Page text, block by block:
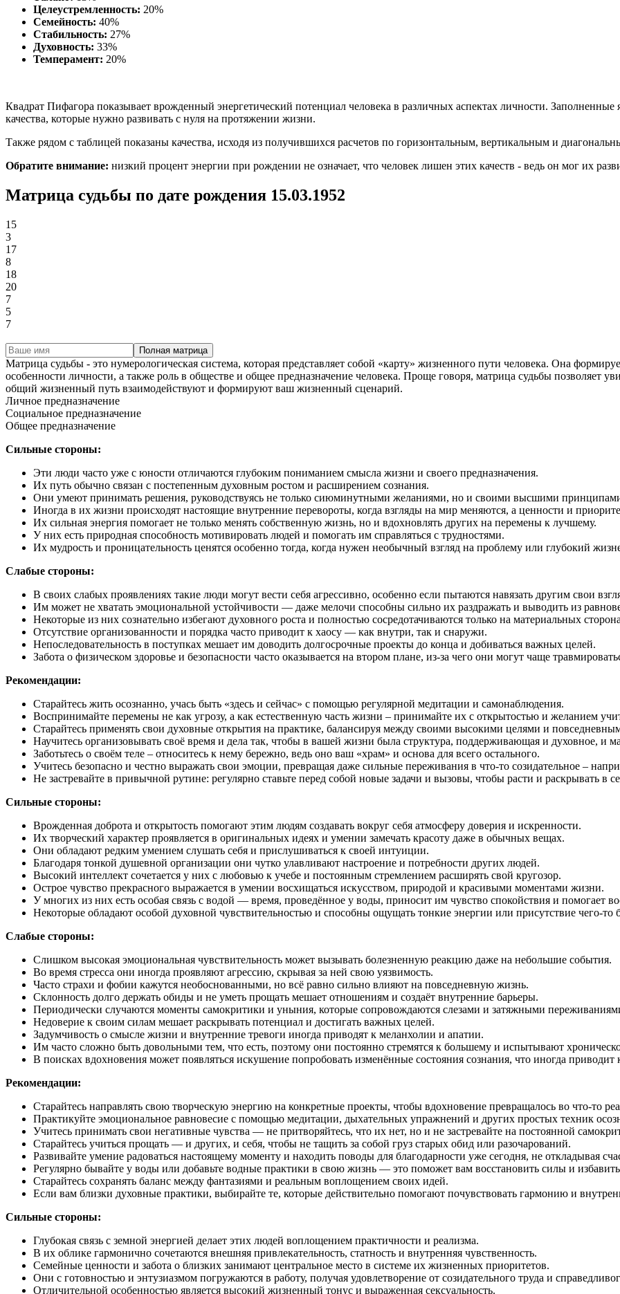
Целеустремленность: 20%
Семейность: 40%
Стабильность: 27%
Духовность: 33%
Темперамент: 20%
Квадрат Пифагора показывает врожденный энергетический потенциал человека в различных аспектах личности.
качества, которые нужно развивать с нуля на протяжении жизни.
Также рядом с таблицей показаны качества, исходя из получившихся расчетов по горизонтальным, вертикальным и
Обратите внимание: низкий процент энергии при рождении не означает, что человек лишен этих качеств - ведь он мог их
Матрица судьбы по дате рождения 15.03.1952
15
3
17
8
18
20
7
5
7
Полная матрица
Матрица судьбы - это нумерологическая система, которая представляет собой «карту» жизненного пути человека. Она
особенности личности, а также роль в обществе и общее предназначение человека. Проще говоря, матрица судьбы позволяет
общий жизненный путь взаимодействуют и формируют ваш жизненный сценарий.
Личное предназначение
Социальное предназначение
Общее предназначение
Сильные стороны:
Эти люди часто уже с юности отличаются глубоким пониманием смысла жизни и своего предназначения.
Их путь обычно связан с постепенным духовным ростом и расширением сознания.
Они умеют принимать решения, руководствуясь не только сиюминутными желаниями, но и своими высшими
Иногда в их жизни происходят настоящие внутренние перевороты, когда взгляды на мир меняются, а ценности и
Их сильная энергия помогает не только менять собственную жизнь, но и вдохновлять других на перемены к лучшему.
У них есть природная способность мотивировать людей и помогать им справляться с трудностями.
Их мудрость и проницательность ценятся особенно тогда, когда нужен необычный взгляд на проблему или глубокий
Слабые стороны:
В своих слабых проявлениях такие люди могут вести себя агрессивно, особенно если пытаются навязать другим свои
Им может не хватать эмоциональной устойчивости — даже мелочи способны сильно их раздражать и выводить из
Некоторые из них сознательно избегают духовного роста и полностью сосредотачиваются только на материальных
Отсутствие организованности и порядка часто приводит к хаосу — как внутри, так и снаружи.
Непоследовательность в поступках мешает им доводить долгосрочные проекты до конца и добиваться важных целей.
Забота о физическом здоровье и безопасности часто оказывается на втором плане, из-за чего они могут чаще
Рекомендации:
Старайтесь жить осознанно, учась быть «здесь и сейчас» с помощью регулярной медитации и самонаблюдения.
Воспринимайте перемены не как угрозу, а как естественную часть жизни – принимайте их с открытостью и желанием
Старайтесь применять свои духовные открытия на практике, балансируя между своими высокими целями и
Научитесь организовывать своё время и дела так, чтобы в вашей жизни была структура, поддерживающая и духовное, и
Заботьтесь о своём теле – относитесь к нему бережно, ведь оно ваш «храм» и основа для всего остального.
Учитесь безопасно и честно выражать свои эмоции, превращая даже сильные переживания в что-то созидательное –
Не застревайте в привычной рутине: регулярно ставьте перед собой новые задачи и вызовы, чтобы расти и раскрывать в
Сильные стороны:
Врожденная доброта и открытость помогают этим людям создавать вокруг себя атмосферу доверия и искренности.
Их творческий характер проявляется в оригинальных идеях и умении замечать красоту даже в обычных вещах.
Они обладают редким умением слушать себя и прислушиваться к своей интуиции.
Благодаря тонкой душевной организации они чутко улавливают настроение и потребности других людей.
Высокий интеллект сочетается у них с любовью к учебе и постоянным стремлением расширять свой кругозор.
Острое чувство прекрасного выражается в умении восхищаться искусством, природой и красивыми моментами жизни.
У многих из них есть особая связь с водой — время, проведённое у воды, приносит им чувство спокойствия и помогает
Некоторые обладают особой духовной чувствительностью и способны ощущать тонкие энергии или присутствие чего-то
Слабые стороны:
Слишком высокая эмоциональная чувствительность может вызывать болезненную реакцию даже на небольшие события.
Во время стресса они иногда проявляют агрессию, скрывая за ней свою уязвимость.
Часто страхи и фобии кажутся необоснованными, но всё равно сильно влияют на повседневную жизнь.
Склонность долго держать обиды и не уметь прощать мешает отношениям и создаёт внутренние барьеры.
Периодически случаются моменты самокритики и уныния, которые сопровождаются слезами и затяжными
Недоверие к своим силам мешает раскрывать потенциал и достигать важных целей.
Задумчивость о смысле жизни и внутренние тревоги иногда приводят к меланхолии и апатии.
Им часто сложно быть довольными тем, что есть, поэтому они постоянно стремятся к большему и испытывают
В поисках вдохновения может появляться искушение попробовать изменённые состояния сознания, что иногда
Рекомендации:
Старайтесь направлять свою творческую энергию на конкретные проекты, чтобы вдохновение превращалось во что-то
Практикуйте эмоциональное равновесие с помощью медитации, дыхательных упражнений и других простых техник
Учитесь принимать свои негативные чувства — не притворяйтесь, что их нет, но и не застревайте на постоянной
Старайтесь учиться прощать — и других, и себя, чтобы не тащить за собой груз старых обид или разочарований.
Развивайте умение радоваться настоящему моменту и находить поводы для благодарности уже сегодня, не откладывая
Регулярно бывайте у воды или добавьте водные практики в свою жизнь — это поможет вам восстановить силы и
Старайтесь сохранять баланс между фантазиями и реальным воплощением своих идей.
Если вам близки духовные практики, выбирайте те, которые действительно помогают почувствовать гармонию и
Сильные стороны:
Глубокая связь с земной энергией делает этих людей воплощением практичности и реализма.
В их облике гармонично сочетаются внешняя привлекательность, статность и внутренняя чувственность.
Семейные ценности и забота о близких занимают центральное место в системе их жизненных приоритетов.
Они с готовностью и энтузиазмом погружаются в работу, получая удовлетворение от созидательного труда и
Отличительной особенностью является высокий жизненный тонус и выраженная сексуальность.